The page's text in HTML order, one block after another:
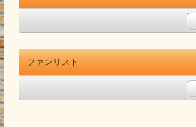
ファンリスト